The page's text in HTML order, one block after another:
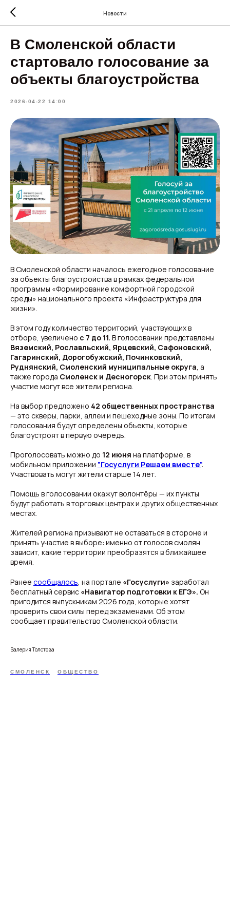
Новости
В Смоленской области
стартовало голосование за
объекты благоустройства
2026-04-22 14:00
В Смоленской области началось ежегодное голосование
за объекты благоустройства в рамках федеральной
программы «Формирование комфортной городской
среды» национального проекта «Инфраструктура для
жизни».
В этом году количество территорий, участвующих в
отборе, увеличено с 7 до 11. В голосовании представлены
Вяземский, Рославльский, Ярцевский, Сафоновский,
Гагаринский, Дорогобужский, Починковский,
Руднянский, Смоленский муниципальные округа, а
также города Смоленск и Десногорск. При этом принять
участие могут все жители региона.
На выбор предложено 42 общественных пространства
— это скверы, парки, аллеи и пешеходные зоны. По итогам
голосования будут определены объекты, которые
благоустроят в первую очередь.
Проголосовать можно до 12 июня на платформе, в
мобильном приложении "Госуслуги Решаем вместе".
Участвовать могут жители старше 14 лет.
Помощь в голосовании окажут волонтёры — их пункты
будут работать в торговых центрах и других общественных
местах.
Жителей региона призывают не оставаться в стороне и
принять участие в выборе: именно от голосов смолян
зависит, какие территории преобразятся в ближайшее
время.
Ранее сообщалось, на портале «Госуслуги» заработал
бесплатный сервис «Навигатор подготовки к ЕГЭ». Он
пригодится выпускникам 2026 года, которые хотят
проверить свои силы перед экзаменами. Об этом
сообщает правительство Смоленской области.
Валерия Толстова
СМОЛЕНСК ОБЩЕСТВО